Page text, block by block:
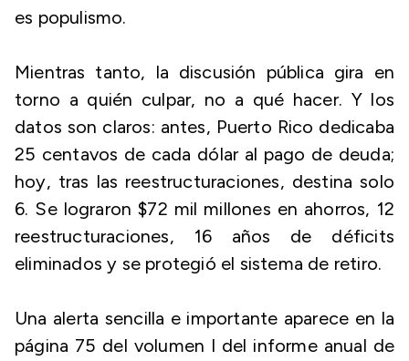
es populismo.
Mientras tanto, la discusión pública gira en
torno a quién culpar, no a qué hacer. Y los
datos son claros: antes, Puerto Rico dedicaba
25 centavos de cada dólar al pago de deuda;
hoy, tras las reestructuraciones, destina solo
6. Se lograron $72 mil millones en ahorros, 12
reestructuraciones, 16 años de déficits
eliminados y se protegió el sistema de retiro.
Una alerta sencilla e importante aparece en la
página 75 del volumen I del informe anual de